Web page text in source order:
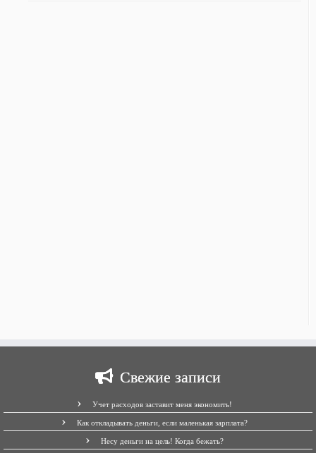
Свежие записи
Учет расходов заставит меня экономить!
Как откладывать деньги, если маленькая зарплата?
Несу деньги на цель! Когда бежать?